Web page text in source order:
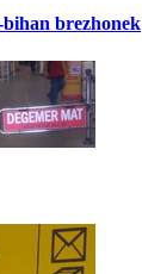
brezhonek